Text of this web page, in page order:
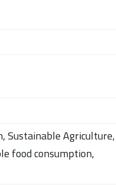
Sustainable Agriculture,
food consumption,